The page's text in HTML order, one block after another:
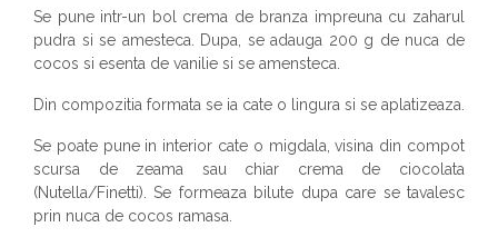
Se pune intr-un bol crema de branza impreuna cu zaharul
pudra si se amesteca. Dupa, se adauga 200 g de nuca de
cocos si esenta de vanilie si se amensteca.
Din compozitia formata se ia cate o lingura si se aplatizeaza.
Se poate pune in interior cate o migdala, visina din compot
scursa de zeama sau chiar crema de ciocolata
(Nutella/Finetti). Se formeaza bilute dupa care se tavalesc
prin nuca de cocos ramasa.